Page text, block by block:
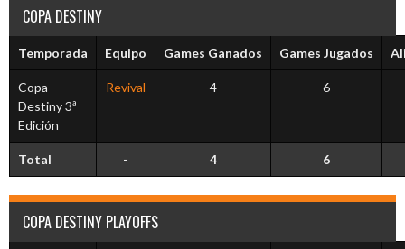
COPA DESTINY
Temporada Equipo Games Ganados Games Jugados
Copa
Destiny 3ª
Edición
Revival 4 6
Total - 4 6
COPA DESTINY PLAYOFFS